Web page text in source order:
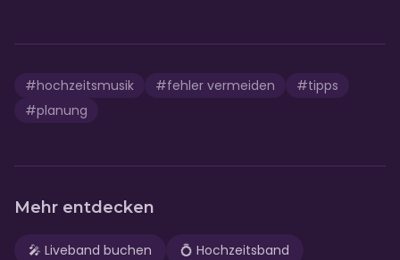
#hochzeitsmusik #fehler vermeiden #tipps
#planung
Mehr entdecken
🎤 Liveband buchen 💍 Hochzeitsband